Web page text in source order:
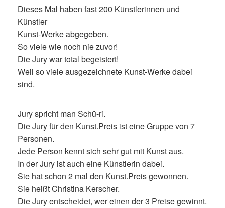
Dieses Mal haben fast 200 Künstlerinnen und
Künstler
Kunst-Werke abgegeben.
So viele wie noch nie zuvor!
Die Jury war total begeistert!
Weil so viele ausgezeichnete Kunst-Werke dabei
sind.
Jury spricht man Schü-ri.
Die Jury für den Kunst.Preis ist eine Gruppe von 7
Personen.
Jede Person kennt sich sehr gut mit Kunst aus.
In der Jury ist auch eine Künstlerin dabei.
Sie hat schon 2 mal den Kunst.Preis gewonnen.
Sie heißt Christina Kerscher.
Die Jury entscheidet, wer einen der 3 Preise gewinnt.